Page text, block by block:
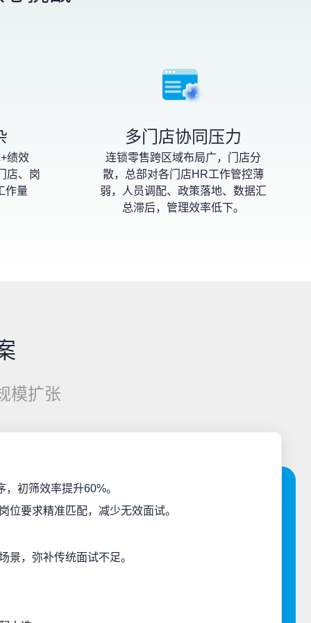
绩效
店、岗
作量
多门店协同压力
连锁零售跨区域布局广，门店分
散，总部对各门店HR工作管控薄
弱，人员调配、政策落地、数据汇
总滞后，管理效率低下。
模扩张
初筛效率提升60%。
要求精准匹配，减少无效面试。
景，弥补传统面试不足。